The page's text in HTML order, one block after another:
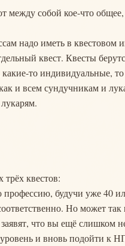
между собой кое-что
надо иметь в квестовом
квест. Квесты
то индивидуальные,
и всем сундучникам и
квестов:
будучи уже 40
Но может
что вы ещё слишком
и вновь подойти к